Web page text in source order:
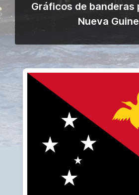
Gráficos de banderas
Nueva